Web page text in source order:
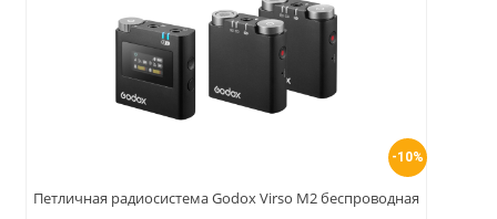
-10%
Петличная радиосистема Godox Virso M2 беспроводная